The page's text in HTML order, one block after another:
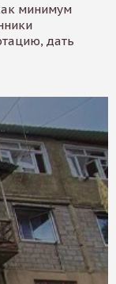
минимум
дать